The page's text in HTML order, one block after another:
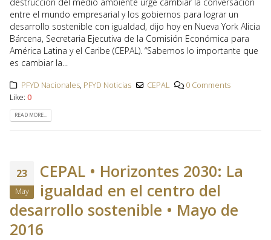
entre el mundo empresarial y los gobiernos para lograr un
desarrollo sostenible con igualdad, dijo hoy en Nueva York Alicia
Bárcena, Secretaria Ejecutiva de la Comisión Económica para
América Latina y el Caribe (CEPAL). “Sabemos lo importante que
es cambiar la...
PFYD Nacionales, PFYD Noticias CEPAL
0 Comments
Like: 0
READ MORE...
23
May
CEPAL • Horizontes 2030: La
igualdad en el centro del
desarrollo sostenible • Mayo de
2016